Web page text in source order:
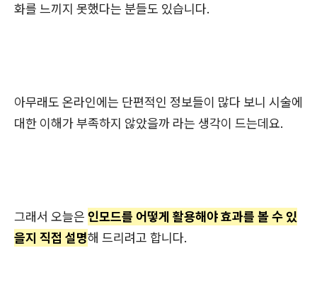
화를 느끼지 못했다는 분들도 있습니다.
아무래도 온라인에는 단편적인 정보들이 많다 보니 시술에
대한 이해가 부족하지 않았을까 라는 생각이 드는데요.
그래서 오늘은 인모드를 어떻게 활용해야 효과를 볼 수 있
을지 직접 설명해 드리려고 합니다.